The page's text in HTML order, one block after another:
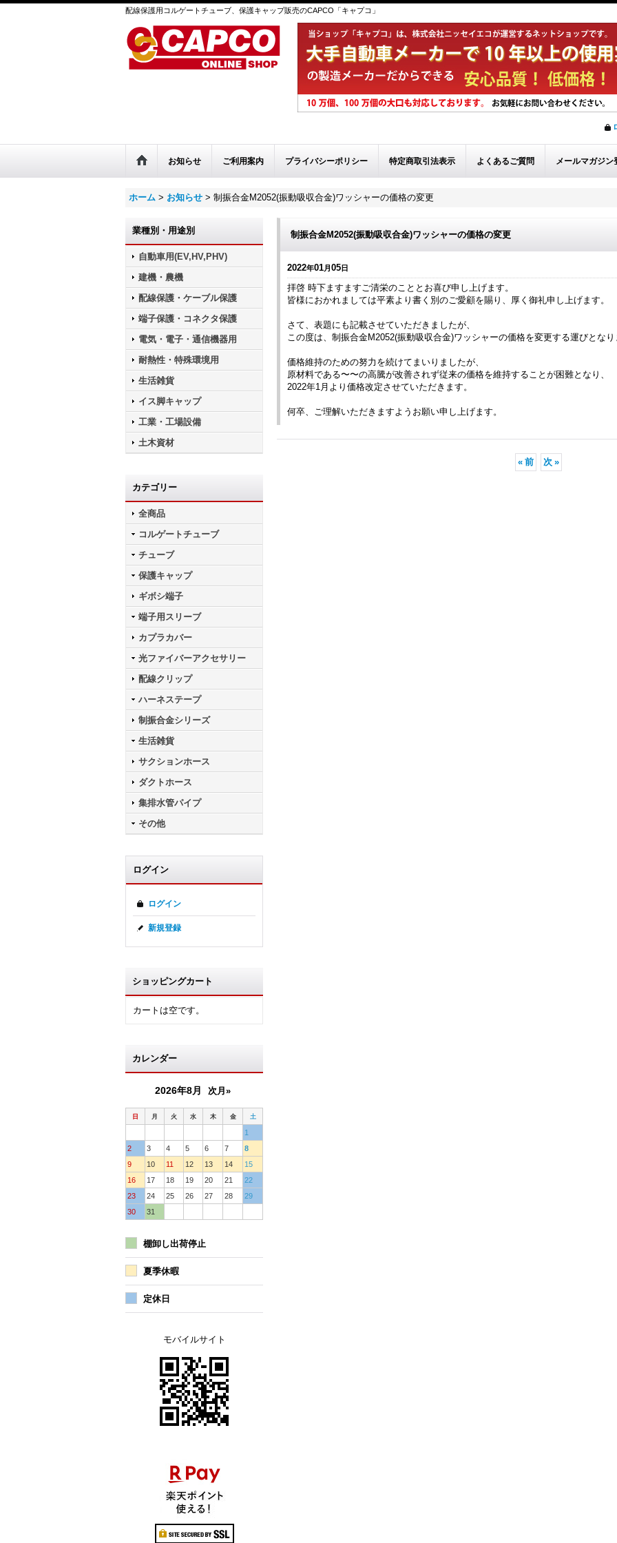
配線保護用コルゲートチューブ、保護キャップ販売のCAPCO「キャプコ」
お知らせ ご利用案内 プライバシーポリシー 特定商取引法表示 よくあるご質問 メールマガジン
ホーム > お知らせ > 制振合金M2052(振動吸収合金)ワッシャーの価格の変更
業種別・用途別
自動車用(EV,HV,PHV)
建機・農機
配線保護・ケーブル保護
端子保護・コネクタ保護
電気・電子・通信機器用
耐熱性・特殊環境用
生活雑貨
イス脚キャップ
工業・工場設備
土木資材
カテゴリー
全商品
コルゲートチューブ
チューブ
保護キャップ
ギボシ端子
端子用スリーブ
カプラカバー
光ファイバーアクセサリー
配線クリップ
ハーネステープ
制振合金シリーズ
生活雑貨
サクションホース
ダクトホース
集排水管パイプ
その他
ログイン
ログイン
新規登録
ショッピングカート
カートは空です。
カレンダー
2026年8月 次月»
日 月 火 水 木 金 土
1
2
3 4 5 6 7
8
9
10 11 12 13 14
15
16
17 18 19 20 21
22
23
24 25 26 27 28
29
30
31
棚卸し出荷停止
夏季休暇
定休日
モバイルサイト
制振合金M2052(振動吸収合金)ワッシャーの価格の変更
2022年01月05日
拝啓 時下ますますご清栄のこととお喜び申し上げます。
皆様におかれましては平素より書く別のご愛顧を賜り、厚く御礼申し上げます。
さて、表題にも記載させていただきましたが、
この度は、制振合金M2052(振動吸収合金)ワッシャーの価格を変更する運びとなり
価格維持のための努力を続けてまいりましたが、
原材料である〜〜の高騰が改善されず従来の価格を維持することが困難となり、
2022年1月より価格改定させていただきます。
何卒、ご理解いただきますようお願い申し上げます。
« 前 次 »